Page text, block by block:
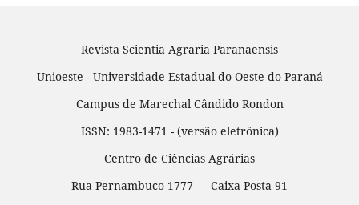
Revista Scientia Agraria Paranaensis
Unioeste - Universidade Estadual do Oeste do Paraná
Campus de Marechal Cândido Rondon
ISSN: 1983-1471 - (versão eletrônica)
Centro de Ciências Agrárias
Rua Pernambuco 1777 — Caixa Posta 91